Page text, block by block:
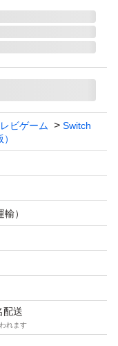
ビゲーム
Switch
）
配送
れます